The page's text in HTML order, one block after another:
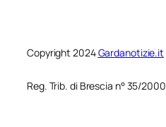
Copyright 2024Gardanotizie.it
Reg. Trib. di Brescia n° 35/